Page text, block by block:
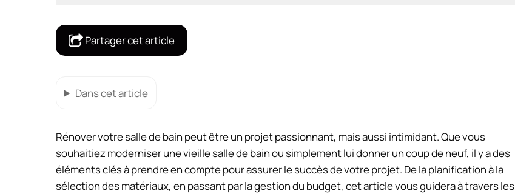
Partager cet article
Dans cet article
Rénover votre salle de bain peut être un projet passionnant, mais aussi intimidant. Que vous
souhaitiez moderniser une vieille salle de bain ou simplement lui donner un coup de neuf, il y a des
éléments clés à prendre en compte pour assurer le succès de votre projet. De la planification à la
sélection des matériaux, en passant par la gestion du budget, cet article vous guidera à travers les